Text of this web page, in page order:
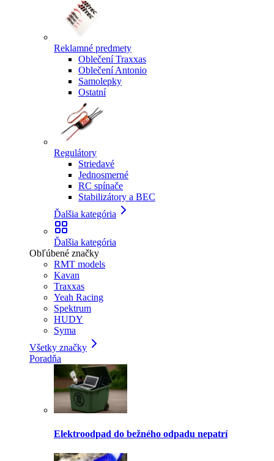
Reklamné predmety
Oblečení Traxxas
Oblečení Antonio
Samolepky
Ostatní
Regulátory
Striedavé
Jednosmerné
RC spínače
Stabilizátory a BEC
Ďalšia kategória
Ďalšia kategória
Obľúbené značky
RMT models
Kavan
Traxxas
Yeah Racing
Spektrum
HUDY
Syma
Všetky značky
Poradňa
Elektroodpad do bežného odpadu nepatrí